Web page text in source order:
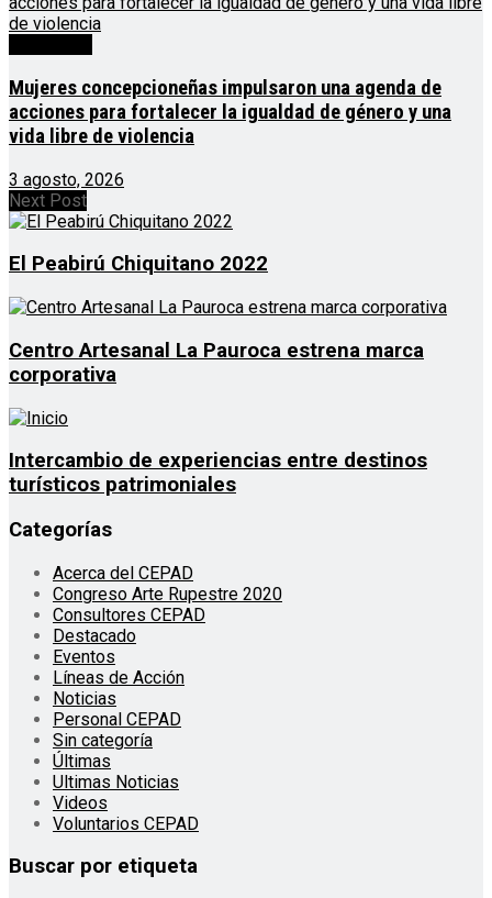
Mujeres concepcioneñas impulsaron una agenda de
acciones para fortalecer la igualdad de género y una
vida libre de violencia
3 agosto, 2026
Next Post
El Peabirú Chiquitano 2022
Centro Artesanal La Pauroca estrena marca
corporativa
Intercambio de experiencias entre destinos
turísticos patrimoniales
Categorías
Acerca del CEPAD
Congreso Arte Rupestre 2020
Consultores CEPAD
Destacado
Eventos
Líneas de Acción
Noticias
Personal CEPAD
Sin categoría
Últimas
Ultimas Noticias
Videos
Voluntarios CEPAD
Buscar por etiqueta